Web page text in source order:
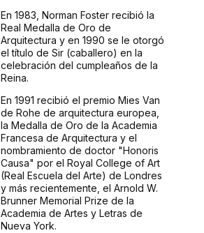
En 1983, Norman Foster recibió la
Real Medalla de Oro de
Arquitectura y en 1990 se le otorgó
el título de Sir (caballero) en la
celebración del cumpleaños de la
Reina.
En 1991 recibió el premio Mies Van
de Rohe de arquitectura europea,
la Medalla de Oro de la Academia
Francesa de Arquitectura y el
nombramiento de doctor "Honoris
Causa" por el Royal College of Art
(Real Escuela del Arte) de Londres
y más recientemente, el Arnold W.
Brunner Memorial Prize de la
Academia de Artes y Letras de
Nueva York.